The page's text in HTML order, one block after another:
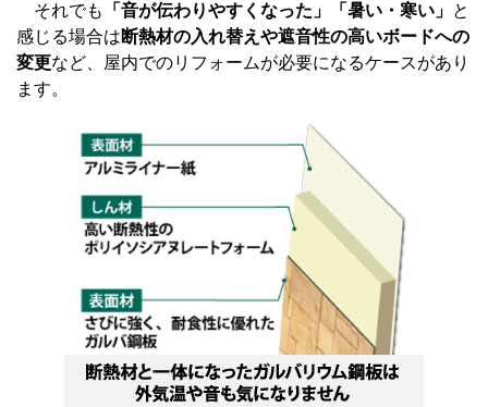
それでも 「音が伝わりやすくなった」「暑い・寒い」 と
感じる場合は断熱材の入れ替えや遮音性の高いボードへの
変更など、屋内でのリフォームが必要になるケースがあり
ます。